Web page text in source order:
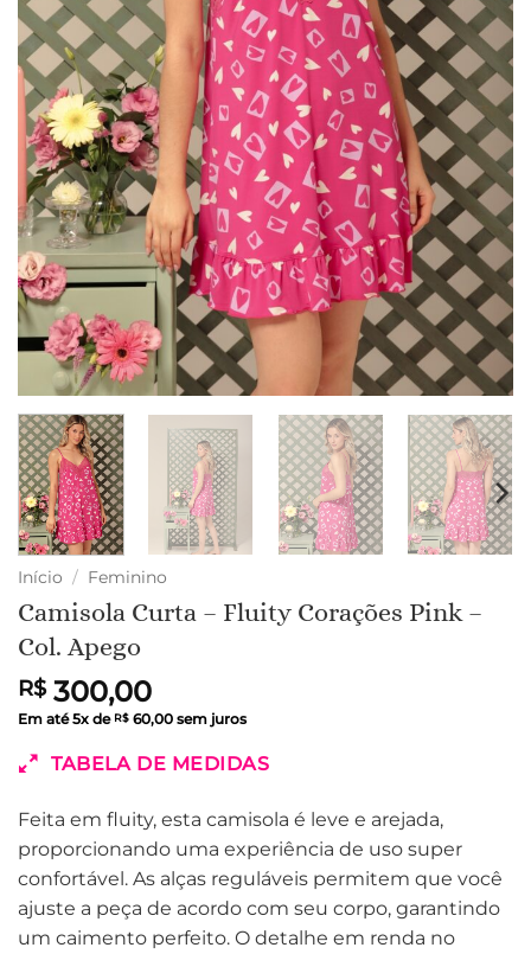
Início / Feminino
Camisola Curta – Fluity Corações Pink –
Col. Apego
R$300,00
Em até5x de R$ 60,00 sem juros
TABELA DE MEDIDAS
Feita em fluity, esta camisola é leve e arejada,
proporcionando uma experiência de uso super
confortável. As alças reguláveis permitem que você
ajuste a peça de acordo com seu corpo, garantindo
um caimento perfeito. O detalhe em renda no